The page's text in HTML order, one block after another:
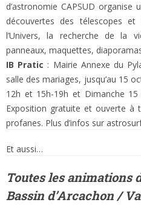
d’astronomie CAPSUD
découvertes des télescopes et
l’Univers, la recherche de la
panneaux, maquettes,
IB Pratic : Mairie Annexe du
salle des mariages, jusqu’au 15
12h et 15h-19h et Dimanche
Exposition gratuite et ouverte à
profanes. Plus d’infos sur
Et aussi…
Toutes les animations
Bassin d’Arcachon /